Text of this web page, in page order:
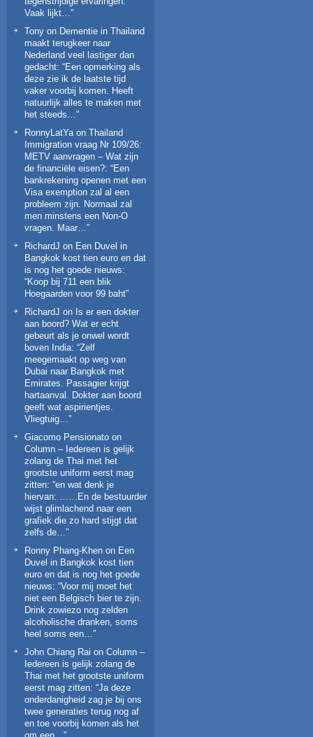
Vaak lijkt… ”
Tony on Dementie in Thailand
maakt terugkeer naar
Nederland veel lastiger dan
gedacht: “Een opmerking als
deze zie ik de laatste tijd
vaker voorbij komen. Heeft
natuurlijk alles te maken met
het steeds… ”
RonnyLatYa on Thailand
Immigration vraag Nr 109/26:
METV aanvragen – Wat zijn
de financiële eisen?: “Een
bankrekening openen met een
Visa exemption zal al een
probleem zijn. Normaal zal
men minstens een Non-O
vragen. Maar… ”
RichardJ on Een Duvel in
Bangkok kost tien euro en dat
is nog het goede nieuws:
“Koop bij 711 een blik
Hoegaarden voor 99 baht”
RichardJ on Is er een dokter
aan boord? Wat er echt
gebeurt als je onwel wordt
boven India: “Zelf
meegemaakt op weg van
Dubai naar Bangkok met
Emirates. Passagier krijgt
hartaanval. Dokter aan boord
geeft wat aspirientjes.
Vliegtuig… ”
Giacomo Pensionato on
Column – Iedereen is gelijk
zolang de Thai met het
grootste uniform eerst mag
zitten: “en wat denk je
hiervan: ……En de bestuurder
wijst glimlachend naar een
grafiek die zo hard stijgt dat
zelfs de…”
Ronny Phang-Khen on Een
Duvel in Bangkok kost tien
euro en dat is nog het goede
nieuws: “Voor mij moet het
niet een Belgisch bier te zijn.
Drink zowiezo nog zelden
alcoholische dranken, soms
heel soms een…”
John Chiang Rai on Column –
Iedereen is gelijk zolang de
Thai met het grootste uniform
eerst mag zitten: “Ja deze
onderdanigheid zag je bij ons
twee generaties terug nog af
en toe voorbij komen als het